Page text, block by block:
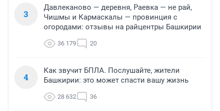
3
Давлеканово — деревня, Раевка — не рай,
Чишмы и Кармаскалы — провинция с
огородами: отзывы на райцентры Башкирии
36 179 20
4
Как звучит БПЛА. Послушайте, жители
Башкирии: это может спасти вашу жизнь
28 632 36